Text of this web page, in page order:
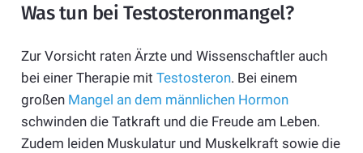
Was tun bei Testosteronmangel?
Zur Vorsicht raten Ärzte und Wissenschaftler auch
bei einer Therapie mit Testosteron. Bei einem
großen Mangel an dem männlichen Hormon
schwinden die Tatkraft und die Freude am Leben.
Zudem leiden Muskulatur und Muskelkraft sowie die